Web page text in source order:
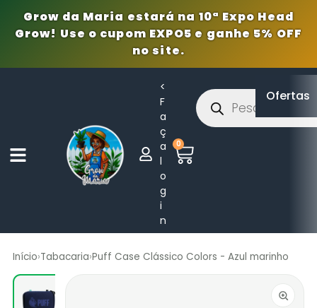
Grow da Maria estará na 10ª Expo Head
Grow! Use o cupom EXPO5 e ganhe 5% OFF
no site.
<
F
a
ç
a
l
o
g
i
n
0
Ofertas
Início›Tabacaria›Puff Case Clássico Colors - Azul marinho